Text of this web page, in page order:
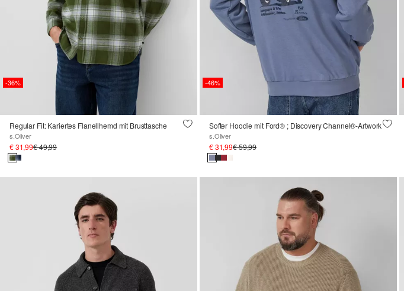
-36%
Regular Fit: Kariertes Flanellhemd mit Brusttasche
s.Oliver
€ 31,99€ 49,99
-46%
Softer Hoodie mit Ford® ; Discovery Channel®-Artwork
s.Oliver
€ 31,99€ 59,99